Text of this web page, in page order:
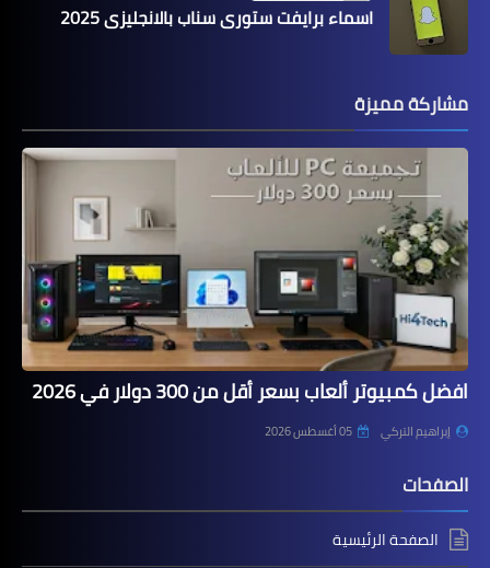
اسماء برايفت ستوري سناب بالانجليزي 2025
مشاركة مميزة
افضل كمبيوتر ألعاب بسعر أقل من 300 دولار في 2026
إبراهيم التركي 05 أغسطس 2026
الصفحات
الصفحة الرئيسية